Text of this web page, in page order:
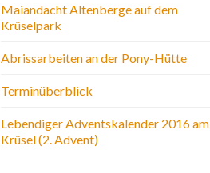
Maiandacht Altenberge auf dem
Krüselpark
Abrissarbeiten an der Pony-Hütte
Terminüberblick
Lebendiger Adventskalender 2016 am
Krüsel (2. Advent)